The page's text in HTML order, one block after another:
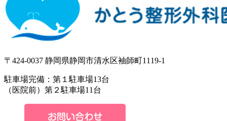
〒424-0037 静岡県静岡市清水区袖師町1119-1
駐車場完備：第１駐車場13台
（医院前）第２駐車場11台